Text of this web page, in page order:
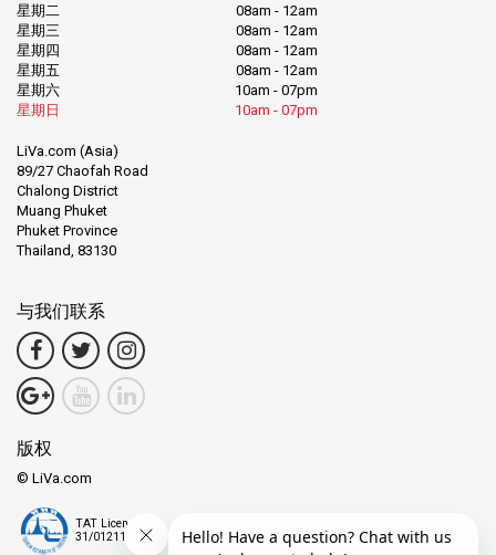
星期二
08am - 12am
星期三
08am - 12am
星期四
08am - 12am
星期五
08am - 12am
星期六
10am - 07pm
星期日
10am - 07pm
LiVa.com (Asia)
89/27 Chaofah Road
Chalong District
Muang Phuket
Phuket Province
Thailand, 83130
与我们联系
版权
© LiVa.com
TAT License
31/01211